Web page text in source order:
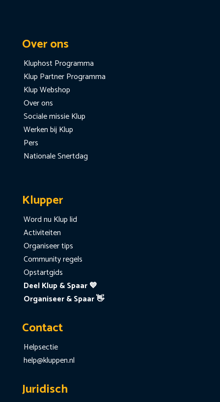
Over ons
Kluphost Programma
Klup Partner Programma
Klup Webshop
Over ons
Sociale missie Klup
Werken bij Klup
Pers
Nationale Snertdag
Klupper
Word nu Klup lid
Activiteiten
Organiseer tips
Community regels
Opstartgids
Deel Klup & Spaar 💙
Organiseer & Spaar 👋
Contact
Helpsectie
help@kluppen.nl
Juridisch